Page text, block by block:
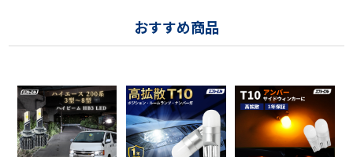
おすすめ商品